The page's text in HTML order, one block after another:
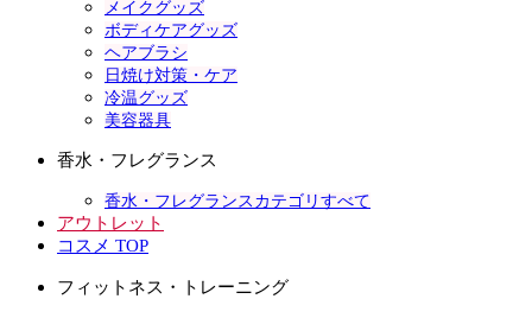
メイクグッズ
ボディケアグッズ
ヘアブラシ
日焼け対策・ケア
冷温グッズ
美容器具
香水・フレグランス
香水・フレグランスカテゴリすべて
アウトレット
コスメ TOP
フィットネス・トレーニング